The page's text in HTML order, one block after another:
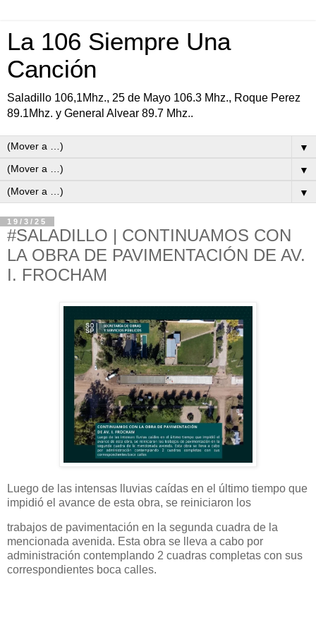
La 106 Siempre Una
Canción
Saladillo 106,1Mhz., 25 de Mayo 106.3 Mhz., Roque Perez
89.1Mhz. y General Alvear 89.7 Mhz..
▼
▼
▼
19/3/25
#SALADILLO | CONTINUAMOS CON
LA OBRA DE PAVIMENTACIÓN DE AV.
I. FROCHAM
Luego de las intensas lluvias caídas en el último tiempo que
impidió el avance de esta obra, se reiniciaron los
trabajos de pavimentación en la segunda cuadra de la
mencionada avenida. Esta obra se lleva a cabo por
administración contemplando 2 cuadras completas con sus
correspondientes boca calles.